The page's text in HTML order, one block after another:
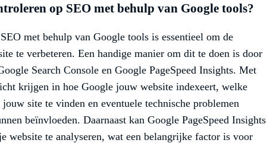
op SEO met behulp van Google tools?
met behulp van Google tools is essentieel om de
te verbeteren. Een handige manier om dit te doen is door
Search Console en Google PageSpeed Insights. Met
krijgen in hoe Google jouw website indexeert, welke
site te vinden en eventuele technische problemen
beïnvloeden. Daarnaast kan Google PageSpeed Insights
website te analyseren, wat een belangrijke factor is voor